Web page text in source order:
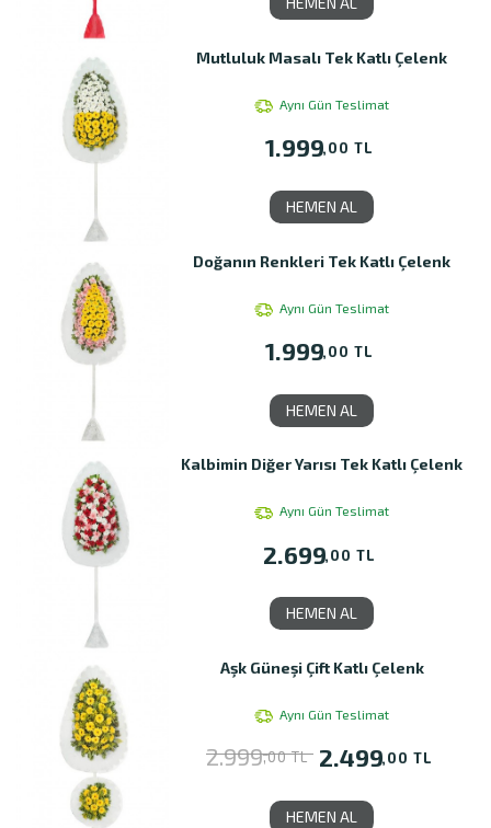
Mutluluk Masalı Tek Katlı Çelenk
Aynı Gün Teslimat
1.999,00 TL
HEMEN AL
Doğanın Renkleri Tek Katlı Çelenk
Aynı Gün Teslimat
1.999,00 TL
HEMEN AL
Kalbimin Diğer Yarısı Tek Katlı Çelenk
Aynı Gün Teslimat
2.699,00 TL
HEMEN AL
Aşk Güneşi Çift Katlı Çelenk
Aynı Gün Teslimat
2.999,00 TL 2.499,00 TL
HEMEN AL